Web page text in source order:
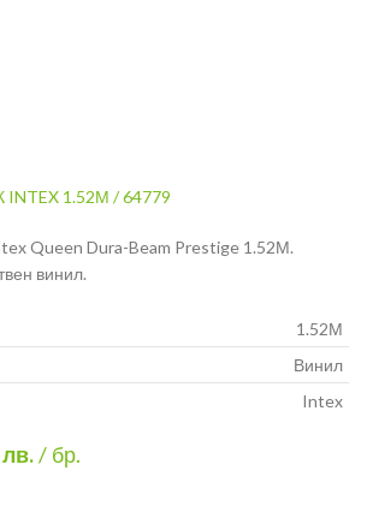
1.52М / 64779
Queen Dura-Beam Prestige 1.52М.
винил.
1.52М
Винил
Intex
лв./ бр.